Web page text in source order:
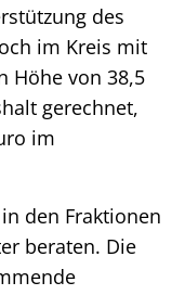
des
im Kreis mit
Höhe von 38,5
gerechnet,
im
den Fraktionen
beraten. Die